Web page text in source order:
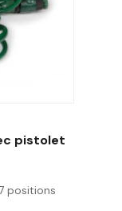
pistolet
positions